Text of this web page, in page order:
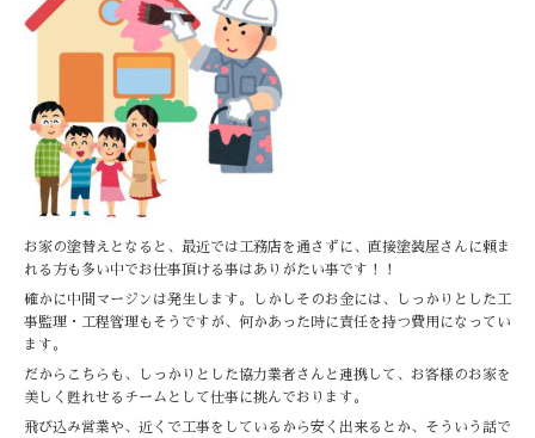
お家の塗替えとなると、最近では工務店を通さずに、直接塗装屋さんに頼ま
れる方も多い中でお仕事頂ける事はありがたい事です！！
確かに中間マージンは発生します。しかしそのお金には、しっかりとした工
事監理・工程管理もそうですが、何かあった時に責任を持つ費用になってい
ます。
だからこちらも、しっかりとした協力業者さんと連携して、お客様のお家を
美しく甦れせるチームとして仕事に挑んでおります。
飛び込み営業や、近くで工事をしているから安く出来るとか、そういう話で